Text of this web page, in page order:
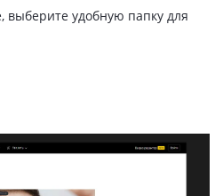
выберите удобную папку для